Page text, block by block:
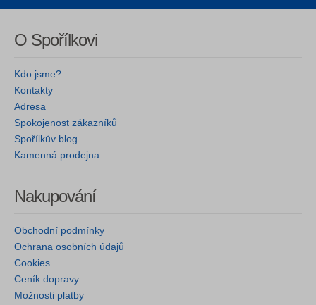
O Spořílkovi
Kdo jsme?
Kontakty
Adresa
Spokojenost zákazníků
Spořílkův blog
Kamenná prodejna
Nakupování
Obchodní podmínky
Ochrana osobních údajů
Cookies
Ceník dopravy
Možnosti platby